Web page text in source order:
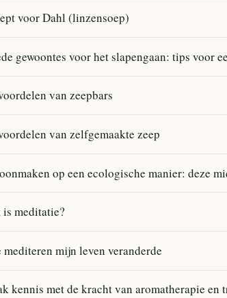
voor Dahl (linzensoep)
gewoontes voor het slapengaan: tips voor
van zeepbars
van zelfgemaakte zeep
op een ecologische manier: deze
is meditatie?
mediteren mijn leven veranderde
kennis met de kracht van aromatherapie en